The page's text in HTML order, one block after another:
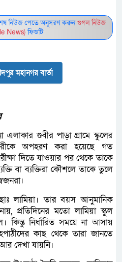
নিউজ পেতে অনুসরণ করুনগুগল নিউজ
News)ফিডটি
মহানগর বার্তা
এলাকার গুবীর পাড়া গ্রামে স্কুলের
অপহরণ করা হয়েছে গত
দিতে যাওয়ার পর থেকে তাকে
বা ব্যক্তিরা কৌশলে তাকে তুলে
লামিয়া। তার বয়স আনুমানিক
প্রতিদিনের মতো লামিয়া স্কুল
কিন্তু নির্ধারিত সময়ে না আসায়
কাছ থেকে তারা জানতে
দেখা যায়নি।